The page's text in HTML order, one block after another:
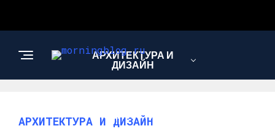
АРХИТЕКТУРА И
ДИЗАЙН
МОДА И СТИЛЬ
АРХИТЕКТУРА И ДИЗАЙН